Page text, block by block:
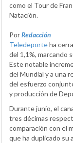
como el Tour de
Natación.
PorRedacción
Teledeporteha
del 1,1%, marcando
Este notable
del Mundial y a una
del esfuerzo
y producción de
Durante junio, el
tres décimas
comparación con el
que ha duplicado su